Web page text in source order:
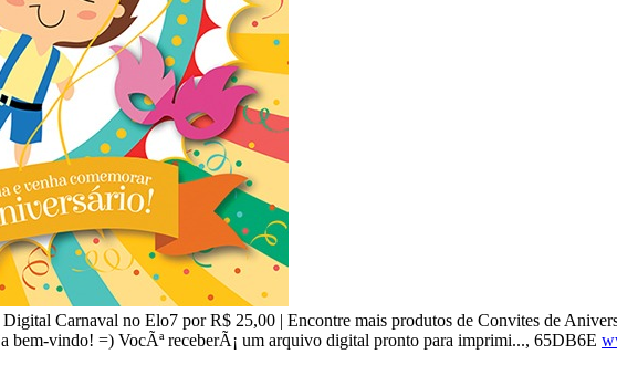
Carnaval no Elo7 por R$ 25,00 | Encontre mais produtos de Convites de
bem-vindo! =) VocÃª receberÃ¡ um arquivo digital pronto para imprimi..., 65DB6E